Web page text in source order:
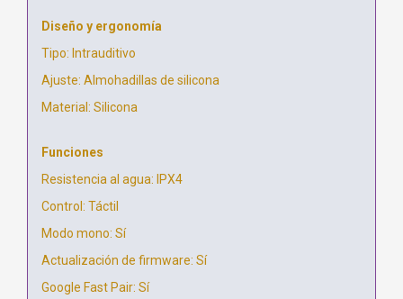
Diseño y ergonomía
Tipo: Intrauditivo
Ajuste: Almohadillas de silicona
Material: Silicona
Funciones
Resistencia al agua: IPX4
Control: Táctil
Modo mono: Sí
Actualización de firmware: Sí
Google Fast Pair: Sí